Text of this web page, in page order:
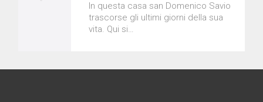
In questa casa san Domenico Savio
trascorse gli ultimi giorni della sua
vita. Qui si…